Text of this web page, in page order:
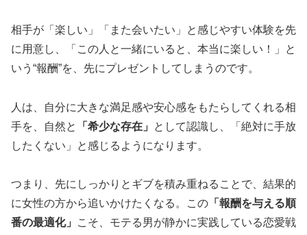
相手が「楽しい」「また会いたい」と感じやすい体験を先
に用意し、「この人と一緒にいると、本当に楽しい！」と
いう“報酬”を、先にプレゼントしてしまうのです。
人は、自分に大きな満足感や安心感をもたらしてくれる相
手を、自然と
「希少な存在」
として認識し、「絶対に手放
したくない」と感じるようになります。
つまり、先にしっかりとギブを積み重ねることで、結果的
に女性の方から追いかけたくなる。この 「報酬を与える順
番の最適化」
こそ、モテる男が静かに実践している恋愛戦